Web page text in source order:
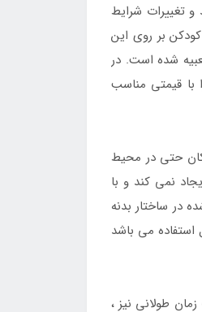
تغییرات شرایط
بر روی این
شده است. در
با قیمتی مناسب
حتی در محیط
نمی کند و با
در ساختار بدنه
می باشد
طولانی نیز ،